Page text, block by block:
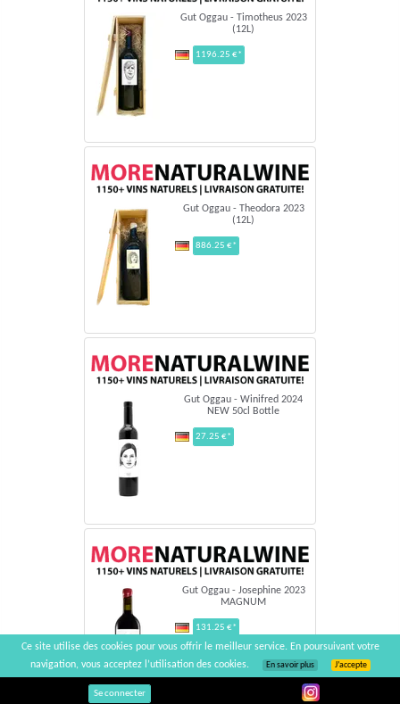
Gut Oggau - Timotheus 2023
(12L)
1196.25 €*
Gut Oggau - Theodora 2023
(12L)
886.25 €*
Gut Oggau - Winifred 2024
NEW 50cl Bottle
27.25 €*
Gut Oggau - Josephine 2023
MAGNUM
131.25 €*
Se connecter
Ce site utilise des cookies pour vous offrir le meilleur service. En poursuivant votre
navigation, vous acceptez l’utilisation des cookies.
En savoir plus J’accepte